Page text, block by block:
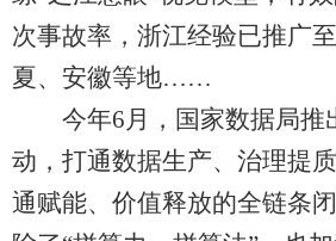
次事故率，浙江经验已推广
夏、安徽等地……
今年6月，国家数据局推
动，打通数据生产、治理提
通赋能、价值释放的全链条